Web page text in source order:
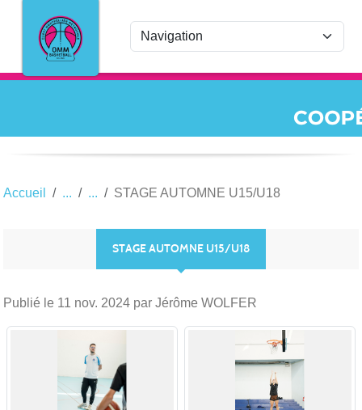
Accueil STAGE AUTOMNE U15/U18
STAGE AUTOMNE U15/U18
Publié le 11 nov. 2024 par Jérôme WOLFER